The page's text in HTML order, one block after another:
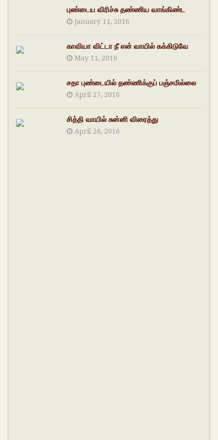
புண்டைய விரிச்சு தண்ணிய வாங்கிண்ட
January 11, 2016
காவியா விட்டா நீ என் வாயில் கக்கிடுவே
May 11, 2016
சதா புண்டையில் தண்ணிக்குப் பஞ்சமில்லை
April 27, 2016
சித்தி வாயில் சுன்னி விரைத்து
April 26, 2016